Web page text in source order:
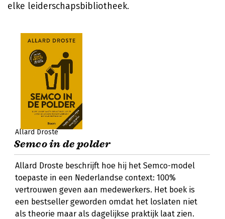
elke leiderschapsbibliotheek.
Allard Droste
Semco in de polder
Allard Droste beschrijft hoe hij het Semco-model
toepaste in een Nederlandse context: 100%
vertrouwen geven aan medewerkers. Het boek is
een bestseller geworden omdat het loslaten niet
als theorie maar als dagelijkse praktijk laat zien.